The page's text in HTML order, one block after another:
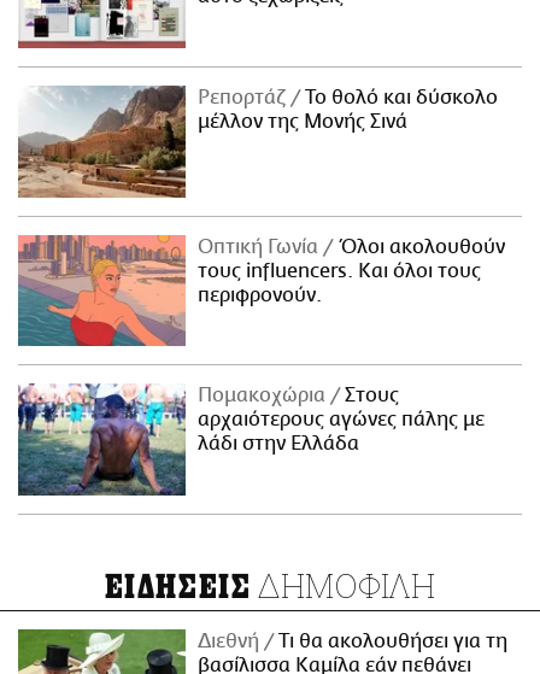
Ρεπορτάζ
Το θολό και δύσκολο
μέλλον της Μονής Σινά
Οπτική Γωνία
Όλοι ακολουθούν
τους influencers. Και όλοι τους
περιφρονούν.
Πομακοχώρια
Στους
αρχαιότερους αγώνες πάλης με
λάδι στην Ελλάδα
ΕΙΔΗΣΕΙΣ ΔΗΜΟΦΙΛΗ
Διεθνή
Τι θα ακολουθήσει για τη
βασίλισσα Καμίλα εάν πεθάνει